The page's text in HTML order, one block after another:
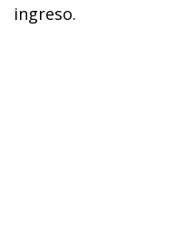
ingreso.